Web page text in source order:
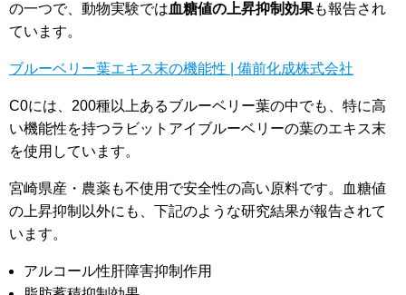
の一つで、動物実験では血糖値の上昇抑制効果も報告され
ています。
ブルーベリー葉エキス末の機能性 | 備前化成株式会社
C0には、200種以上あるブルーベリー葉の中でも、特に高
い機能性を持つラビットアイブルーベリーの葉のエキス末
を使用しています。
宮崎県産・農薬も不使用で安全性の高い原料です。血糖値
の上昇抑制以外にも、下記のような研究結果が報告されて
います。
アルコール性肝障害抑制作用